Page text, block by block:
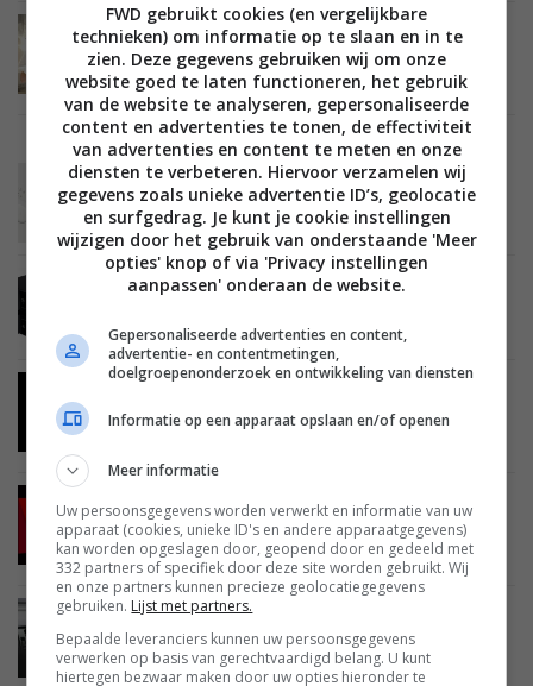
ACHTERGROND ENTERTAINMENT
FILMS EN SERIES
31 OKTOBER 2021
10 geweldige familiefilms voor een druilerige
herfstdag
ACHTERGROND ENTERTAINMENT GADGETS 18 JULI 2021
Vijf redenen om een Google Chromecast te
nemen
MUSIC EMOTION AUDIO 13 JULI 2021
transporter
Netflix over 10 jaar – Zo zien streamingdiensten
ENTERTAINMENT
STREAMINGDIENSTEN
22 MEI 2021
Netflix toont interesse in games: Netflix Games
mogelijk een nieuwe tak
NIEUWS AUDIO ACCESSOIRES
13 APRIL 2021
Car Thing is de nieuwe auto-gadget van
streamingdienst Spotify
FWD gebruikt cookies (en vergelijkbare
technieken) om informatie op te slaan en in te
zien. Deze gegevens gebruiken wij om onze
website goed te laten functioneren, het gebruik
van de website te analyseren, gepersonaliseerde
content en advertenties te tonen, de effectiviteit
van advertenties en content te meten en onze
diensten te verbeteren. Hiervoor verzamelen wij
gegevens zoals unieke advertentie ID’s, geolocatie
en surfgedrag. Je kunt je cookie instellingen
wijzigen door het gebruik van onderstaande 'Meer
opties' knop of via 'Privacy instellingen
aanpassen' onderaan de website.
Gepersonaliseerde advertenties en content,
advertentie- en contentmetingen,
doelgroepenonderzoek en ontwikkeling van diensten
Informatie op een apparaat opslaan en/of openen
Meer informatie
Uw persoonsgegevens worden verwerkt en informatie van uw
apparaat (cookies, unieke ID's en andere apparaatgegevens)
kan worden opgeslagen door, geopend door en gedeeld met
332 partners of specifiek door deze site worden gebruikt. Wij
en onze partners kunnen precieze geolocatiegegevens
gebruiken. Lijst met partners.
Bepaalde leveranciers kunnen uw persoonsgegevens
verwerken op basis van gerechtvaardigd belang. U kunt
hiertegen bezwaar maken door uw opties hieronder te